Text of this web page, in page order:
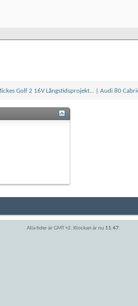
Golf 2 16V Långstidsprojekt... Audi 80
Alla tider är GMT +2. Klockan är nu 11:47.